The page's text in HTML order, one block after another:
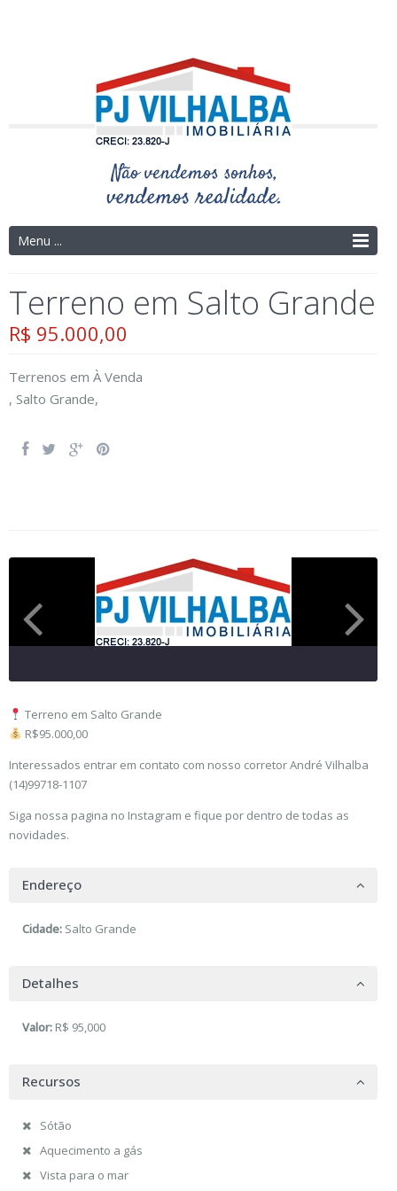
Menu ...
Terreno em Salto Grande
R$ 95.000,00
Terrenos em À Venda
, Salto Grande,
Terreno em Salto Grande
R$95.000,00
Interessados entrar em contato com nosso corretor André Vilhalba
(14)99718-1107
Siga nossa pagina no Instagram e fique por dentro de todas as
novidades.
Endereço
Cidade: Salto Grande
Detalhes
Valor: R$ 95,000
Recursos
Sótão
Aquecimento a gás
Vista para o mar